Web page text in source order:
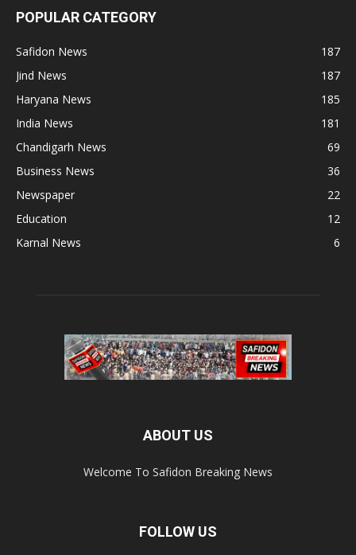
POPULAR CATEGORY
Safidon News
187
Jind News
187
Haryana News
185
India News
181
Chandigarh News
69
Business News
36
Newspaper
22
Education
12
Karnal News
6
ABOUT US
Welcome To Safidon Breaking News
FOLLOW US